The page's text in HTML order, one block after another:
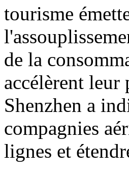
tourisme
de la
accélèrent leur
Shenzhen a
compagnies
lignes et